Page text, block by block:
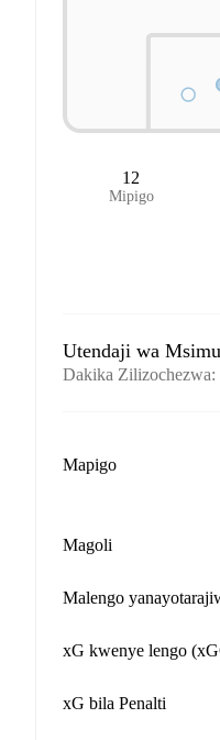
12
Mipigo
Utendaji wa Msimu
Dakika Zilizochezwa:
Mapigo
Magoli
Malengo
xG kwenye lengo
xG bila Penalti